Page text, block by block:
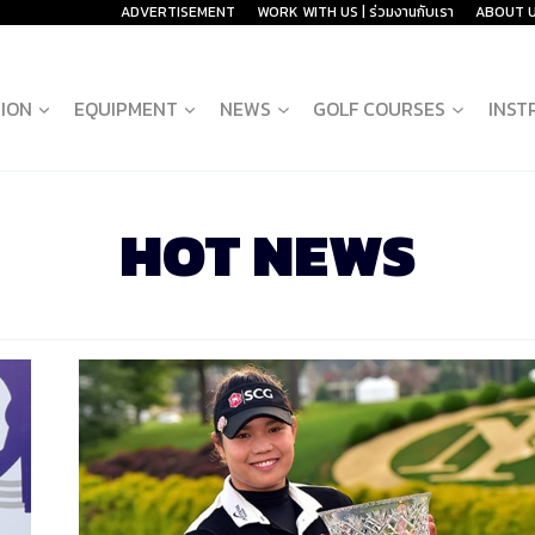
ADVERTISEMENT WORK WITH US | ร่วมงานกับเรา ABOUT
EQUIPMENT NEWS GOLF COURSES
HOT NEWS